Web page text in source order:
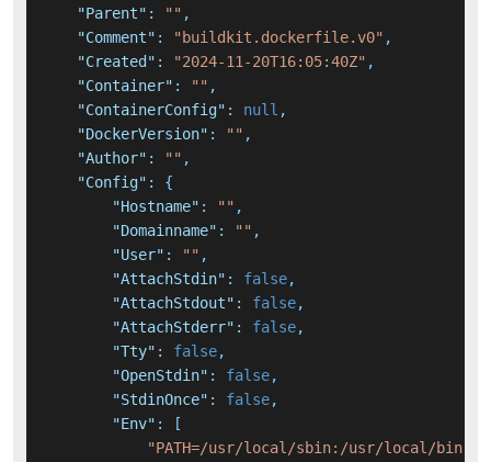
"Parent" : "" ,
"Comment" : "buildkit.dockerfile.v0" ,
"Created" : "2024-11-20T16:05:40Z" ,
"Container" : "" ,
"ContainerConfig" : null ,
"DockerVersion" : "" ,
"Author" : "" ,
"Config" :
{
"Hostname" : "" ,
"Domainname" : "" ,
"User" : "" ,
"AttachStdin" : false,
"AttachStdout" : false,
"AttachStderr" : false,
"Tty" : false,
"OpenStdin" : false,
"StdinOnce" : false,
"Env" :
[
"PATH=/usr/local/sbin:/usr/local/